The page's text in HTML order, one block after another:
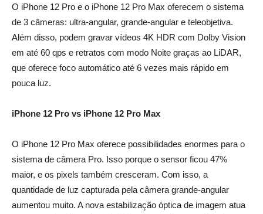
O iPhone 12 Pro e o iPhone 12 Pro Max oferecem o sistema
de 3 câmeras: ultra-angular, grande-angular e teleobjetiva.
Além disso, podem gravar vídeos 4K HDR com Dolby Vision
em até 60 qps e retratos com modo Noite graças ao LiDAR,
que oferece foco automático até 6 vezes mais rápido em
pouca luz.
iPhone 12 Pro vs iPhone 12 Pro Max
O iPhone 12 Pro Max oferece possibilidades enormes para o
sistema de câmera Pro. Isso porque o sensor ficou 47%
maior, e os pixels também cresceram. Com isso, a
quantidade de luz capturada pela câmera grande-angular
aumentou muito. A nova estabilização óptica de imagem atua